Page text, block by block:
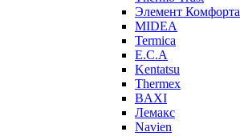
Элемент Комфорта
MIDEA
Termica
E.C.A
Kentatsu
Thermex
BAXI
Лемакс
Navien